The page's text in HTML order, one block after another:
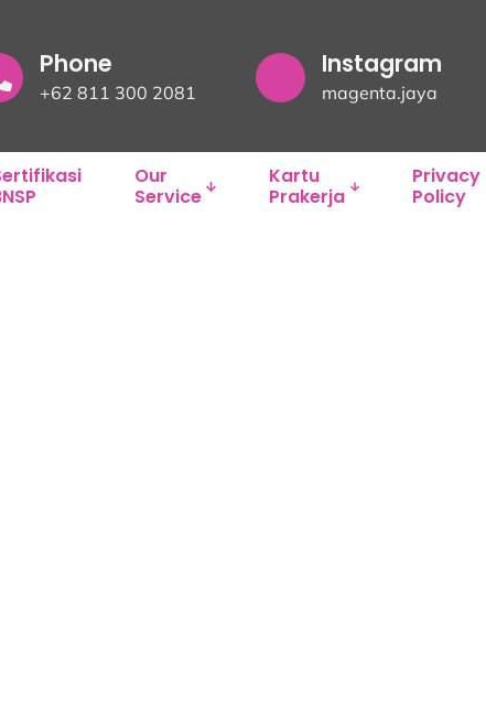
Phone
+62 811 300 2081
Instagram
magenta.jaya
Our
Service
Kartu
Prakerja
Privacy
Policy